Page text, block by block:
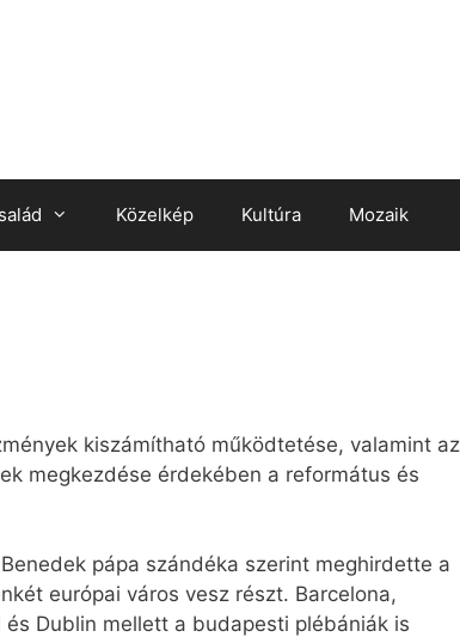
Közelkép Kultúra Mozaik
kiszámítható működtetése, valamint az
megkezdése érdekében a református és
pápa szándéka szerint meghirdette a
európai város vesz részt. Barcelona,
Dublin mellett a budapesti plébániák is